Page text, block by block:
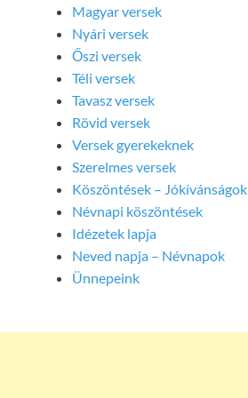
Magyar versek
Nyári versek
Őszi versek
Téli versek
Tavasz versek
Rövid versek
Versek gyerekeknek
Szerelmes versek
Köszöntések – Jókívánságok
Névnapi köszöntések
Idézetek lapja
Neved napja – Névnapok
Ünnepeink